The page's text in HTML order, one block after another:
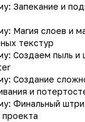
Запекание и
Магия слоев и
текстур
Создаем пыль и
Создание
и
Финальный